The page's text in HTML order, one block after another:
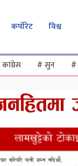
कर्पोरेट विश्व
कांग्रेस #सुन #